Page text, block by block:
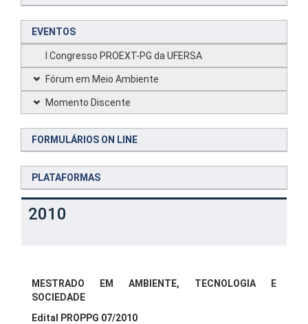
EVENTOS
I Congresso PROEXT-PG da UFERSA
Fórum em Meio Ambiente
Momento Discente
FORMULÁRIOS ON LINE
PLATAFORMAS
2010
MESTRADO EM AMBIENTE, TECNOLOGIA E
SOCIEDADE
Edital PROPPG 07/2010